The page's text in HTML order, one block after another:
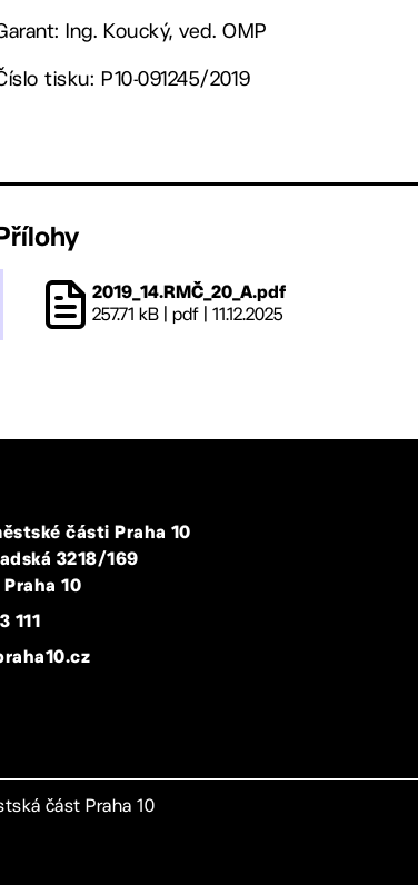
Ing. Koucký, ved. OMP
tisku: P10-091245/2019
2019_14.RMČ_20_A.pdf
257.71 kB | pdf | 11.12.2025
části Praha 10
3218/169
Praha 10
111
část Praha 10